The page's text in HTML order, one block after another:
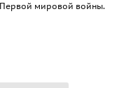
мировой войны.